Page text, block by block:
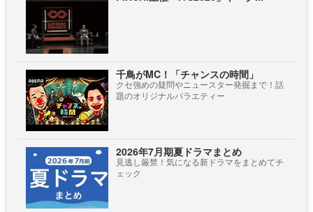
千鳥がMC！「チャンスの時間」
クセ強めの疑問やニュースター発掘まで！話
題のオリジナルバラエティー
2026年7月期夏ドラマまとめ
見逃し厳禁！気になる新ドラマをまとめてチ
ェック